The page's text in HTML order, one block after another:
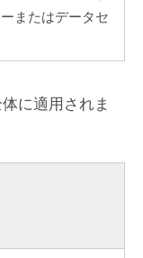
またはデータセ
に適用されま